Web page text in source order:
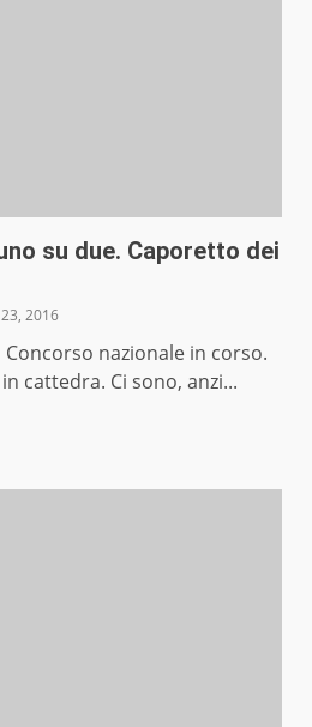
su due. Caporetto dei
2016
Concorso nazionale in corso.
cattedra. Ci sono, anzi...